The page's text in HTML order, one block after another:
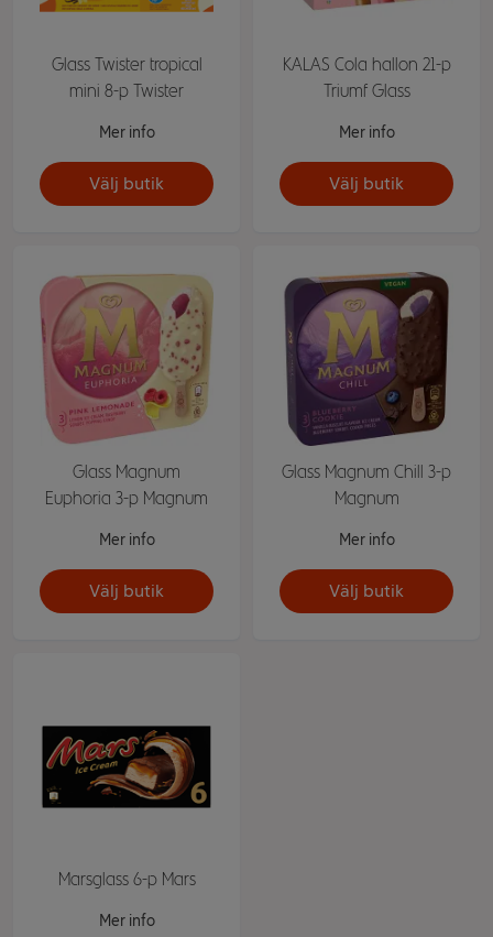
Glass Twister tropical
mini 8-p Twister
Mer info
Välj butik
KALAS Cola hallon 21-p
Triumf Glass
Mer info
Välj butik
Glass Magnum
Euphoria 3-p Magnum
Mer info
Välj butik
Glass Magnum Chill 3-p
Magnum
Mer info
Välj butik
Marsglass 6-p Mars
Mer info